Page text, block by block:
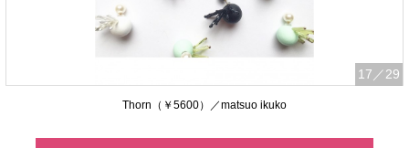
17 ／29
Thorn（￥5600）／matsuo ikuko